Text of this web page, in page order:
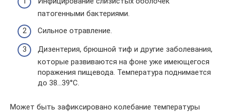
патогенными бактериями.
Сильное отравление.
Дизентерия, брюшной тиф и другие заболевания,
которые развиваются на фоне уже имеющегося
поражения пищевода. Температура поднимается
до 38…39°С.
Может быть зафиксировано колебание температуры